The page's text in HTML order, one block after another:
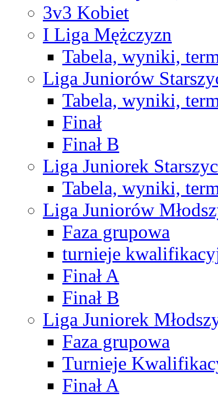
3v3 Kobiet
I Liga Mężczyzn
Tabela, wyniki,
Liga Juniorów
Tabela, wyniki,
Finał
Finał B
Liga Juniorek
Tabela, wyniki,
Liga Juniorów
Faza grupowa
turnieje
Finał A
Finał B
Liga Juniorek
Faza grupowa
Turnieje
Finał A